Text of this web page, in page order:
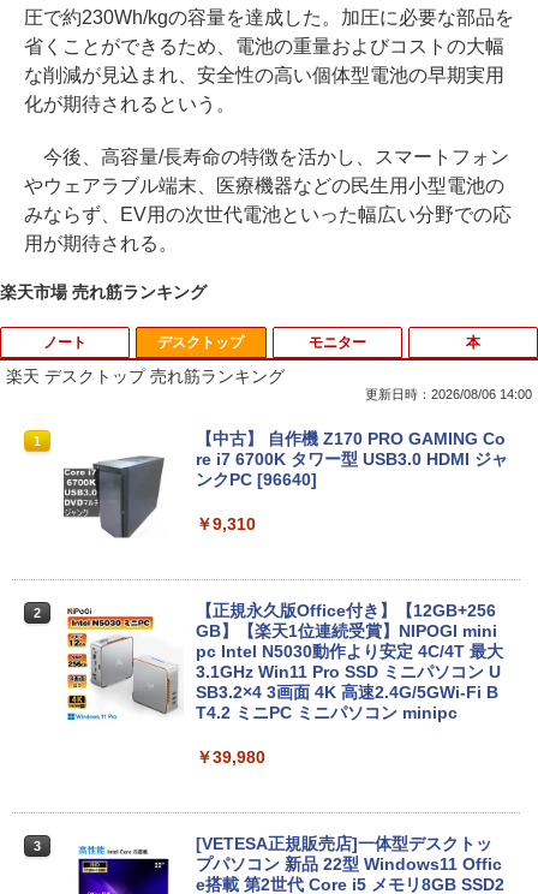
圧で約230Wh/kgの容量を達成した。加圧に必要な部品を
省くことができるため、電池の重量およびコストの大幅
な削減が見込まれ、安全性の高い個体型電池の早期実用
化が期待されるという。
今後、高容量/長寿命の特徴を活かし、スマートフォン
やウェアラブル端末、医療機器などの民生用小型電池の
みならず、EV用の次世代電池といった幅広い分野での応
用が期待される。
楽天市場 売れ筋ランキング
ノート
1
超得1,000円OFF｜新生活応援 豪華特典
付き｜最新OS対応 第8世代｜最大180日
保証｜Core i3 第8世代｜中古ノートパソ
トパソコン 15.6 テンキー付き｜ノートパ
￥19,800
【★最大100%ポイント】【新生活応援・
2026】【Office 2019 H&B】Panasonic
リ:8GB/M.2 SSD:256GB/512GB/1TB/1
トパソコン/Windows11/Windows10
￥19,999
デスクトップ
楽天 デスクトップ 売れ筋ランキング
更新日時：2026/08/06 14:00
1
【中古】 自作機 Z170 PRO GAMING Co
re i7 6700K タワー型 USB3.0 HDMI ジャ
ンクPC [96640]
￥9,310
2
【正規永久版Office付き】【12GB+256
GB】【楽天1位連続受賞】NIPOGI mini
pc Intel N5030動作より安定 4C/4T 最大
3.1GHz Win11 Pro SSD ミニパソコン U
SB3.2×4 3画面 4K 高速2.4G/5GWi-Fi B
T4.2 ミニPC ミニパソコン minipc
￥39,980
3
[VETESA正規販売店]一体型デスクトッ
プパソコン 新品 22型 Windows11 Offic
e搭載 第2世代 Core i5 メモリ8GB SSD2
モニター 本